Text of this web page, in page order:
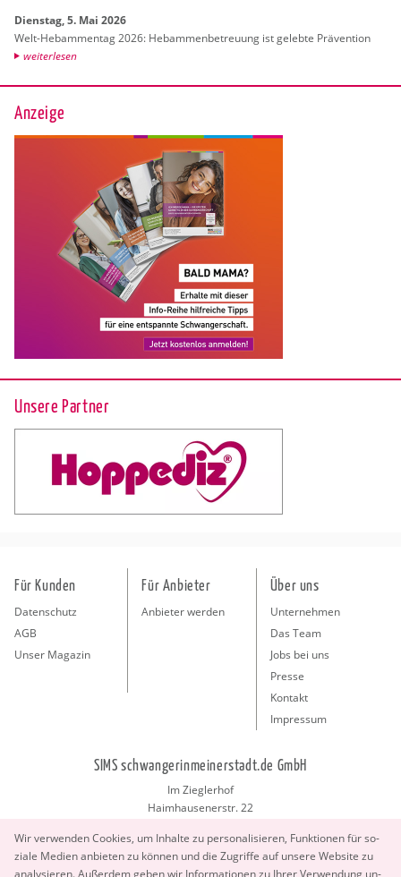
Diens­tag, 5. Mai 2026
Welt-Heb­am­men­tag 2026: Heb­am­men­be­treu­ung ist ge­leb­te Prä­ven­ti­on
wei­ter­le­sen
Anzeige
Unsere Partner
Wir ver­wen­den Coo­kies, um In­hal­te zu per­so­na­li­sie­ren, Funk­tio­nen für so­
zia­le Me­di­en an­bie­ten zu kön­nen und die Zu­grif­fe auf un­se­re Web­site zu
ana­ly­sie­ren. Au­ßer­dem geben wir In­for­ma­tio­nen zu Ihrer Ver­wen­dung un­
Für Kunden
Datenschutz
AGB
Unser Magazin
Für Anbieter
Anbieter werden
Über uns
Unternehmen
Das Team
Jobs bei uns
Presse
Kontakt
Impressum
SIMS schwangerinmeinerstadt.de GmbH
Im Zieglerhof
Haimhausenerstr. 22
info@schwangerinmeinerstadt.de